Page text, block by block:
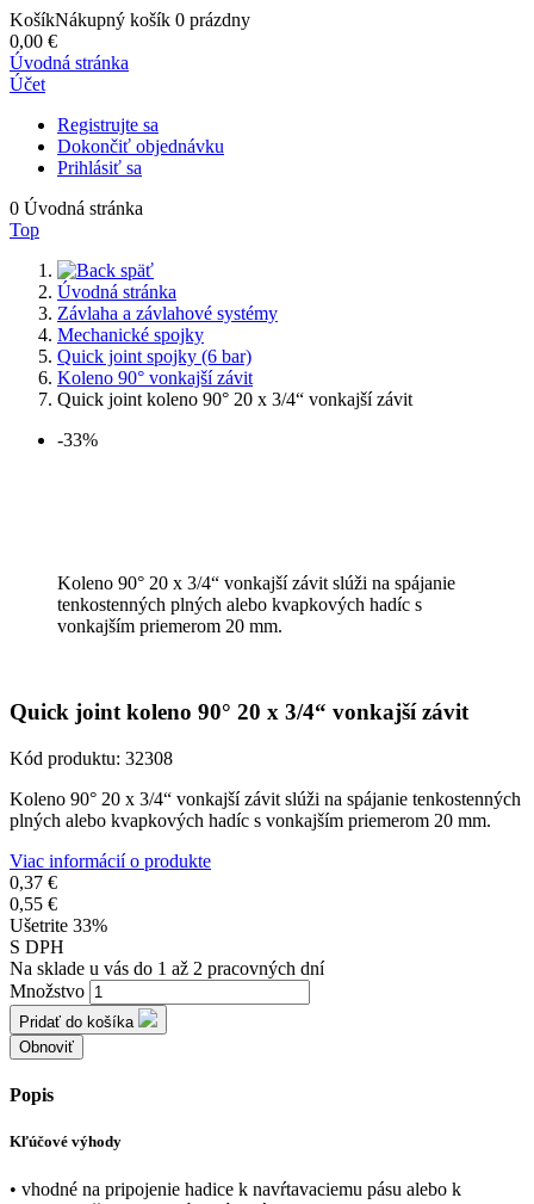
KošíkNákupný košík 0 prázdny
0,00 €
Úvodná stránka
Účet
Registrujte sa
Dokončiť objednávku
Prihlásiť sa
0 Úvodná stránka
Top
späť
Úvodná stránka
Závlaha a závlahové systémy
Mechanické spojky
Quick joint spojky (6 bar)
Koleno 90° vonkajší závit
Quick joint koleno 90° 20 x 3/4“ vonkajší závit
-33%
Koleno 90° 20 x 3/4“ vonkajší závit slúži na spájanie
tenkostenných plných alebo kvapkových hadíc s
vonkajším priemerom 20 mm.
Quick joint koleno 90° 20 x 3/4“ vonkajší závit
Kód produktu: 32308
Koleno 90° 20 x 3/4“ vonkajší závit slúži na spájanie tenkostenných
plných alebo kvapkových hadíc s vonkajším priemerom 20 mm.
Viac informácií o produkte
0,37 €
0,55 €
Ušetrite 33%
S DPH
Na sklade u vás do 1 až 2 pracovných dní
Množstvo
Pridať do košíka
Popis
Kľúčové výhody
• vhodné na pripojenie hadice k navŕtavaciemu pásu alebo k